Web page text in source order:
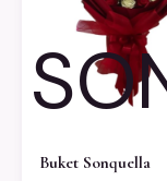
Buket Sonquella